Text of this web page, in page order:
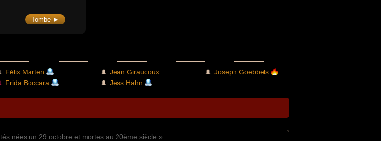
Tombe ►
Félix Marten
Frida Boccara
Jean Giraudoux
Jess Hahn
Joseph Goebbels